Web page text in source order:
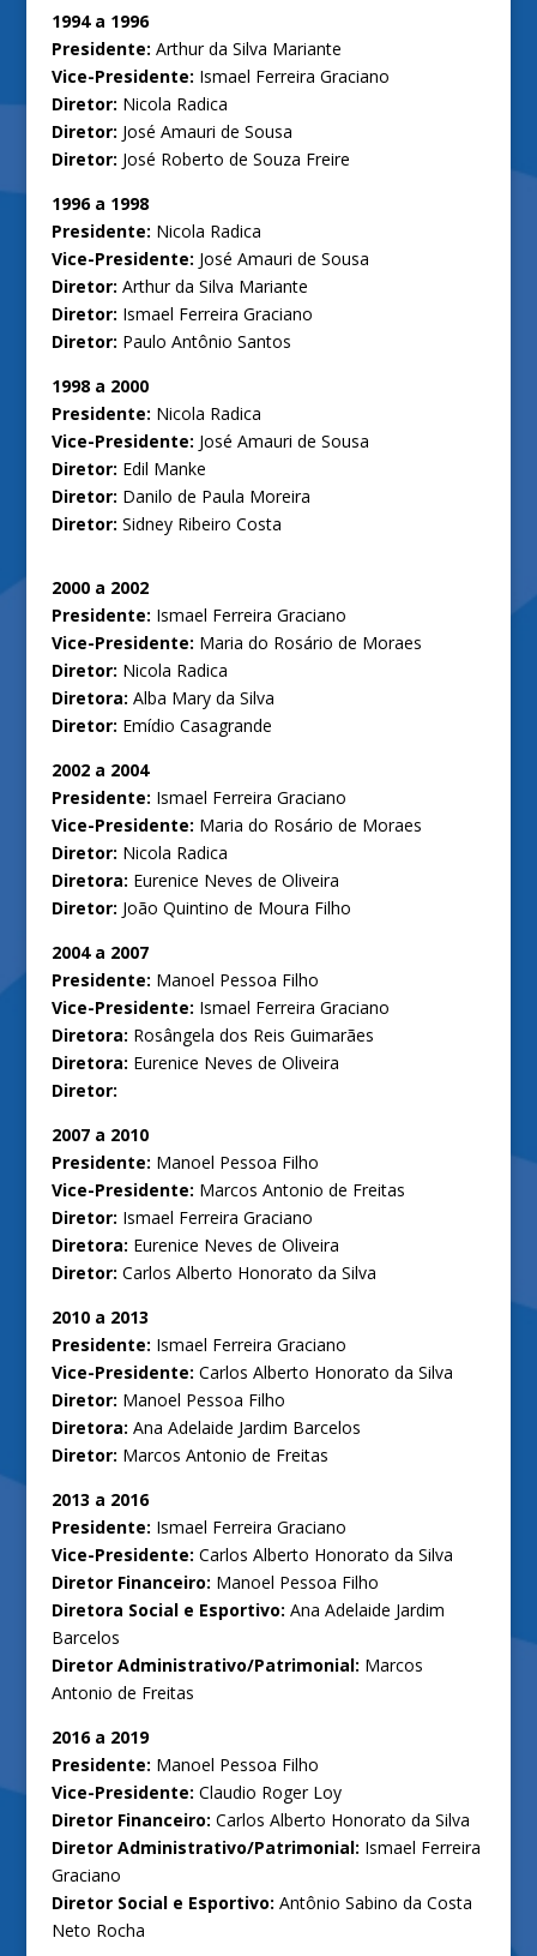
1994 a 1996
Presidente: Arthur da Silva Mariante
Vice-Presidente: Ismael Ferreira Graciano
Diretor: Nicola Radica
Diretor: José Amauri de Sousa
Diretor: José Roberto de Souza Freire
1996 a 1998
Presidente: Nicola Radica
Vice-Presidente: José Amauri de Sousa
Diretor: Arthur da Silva Mariante
Diretor: Ismael Ferreira Graciano
Diretor: Paulo Antônio Santos
1998 a 2000
Presidente: Nicola Radica
Vice-Presidente: José Amauri de Sousa
Diretor: Edil Manke
Diretor: Danilo de Paula Moreira
Diretor: Sidney Ribeiro Costa
2000 a 2002
Presidente: Ismael Ferreira Graciano
Vice-Presidente: Maria do Rosário de Moraes
Diretor: Nicola Radica
Diretora: Alba Mary da Silva
Diretor: Emídio Casagrande
2002 a 2004
Presidente: Ismael Ferreira Graciano
Vice-Presidente: Maria do Rosário de Moraes
Diretor: Nicola Radica
Diretora: Eurenice Neves de Oliveira
Diretor: João Quintino de Moura Filho
2004 a 2007
Presidente: Manoel Pessoa Filho
Vice-Presidente: Ismael Ferreira Graciano
Diretora: Rosângela dos Reis Guimarães
Diretora: Eurenice Neves de Oliveira
Diretor:
2007 a 2010
Presidente: Manoel Pessoa Filho
Vice-Presidente: Marcos Antonio de Freitas
Diretor: Ismael Ferreira Graciano
Diretora: Eurenice Neves de Oliveira
Diretor: Carlos Alberto Honorato da Silva
2010 a 2013
Presidente: Ismael Ferreira Graciano
Vice-Presidente: Carlos Alberto Honorato da Silva
Diretor: Manoel Pessoa Filho
Diretora: Ana Adelaide Jardim Barcelos
Diretor: Marcos Antonio de Freitas
2013 a 2016
Presidente: Ismael Ferreira Graciano
Vice-Presidente: Carlos Alberto Honorato da Silva
Diretor Financeiro: Manoel Pessoa Filho
Diretora Social e Esportivo: Ana Adelaide Jardim
Barcelos
Diretor Administrativo/Patrimonial: Marcos
Antonio de Freitas
2016 a 2019
Presidente: Manoel Pessoa Filho
Vice-Presidente: Claudio Roger Loy
Diretor Financeiro: Carlos Alberto Honorato da Silva
Diretor Administrativo/Patrimonial: Ismael Ferreira
Graciano
Diretor Social e Esportivo: Antônio Sabino da Costa
Neto Rocha